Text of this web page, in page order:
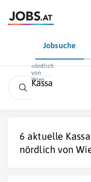
Jobsuche
nördlich
von
Wien
Kassa
6 aktuelle Kassa
nördlich von